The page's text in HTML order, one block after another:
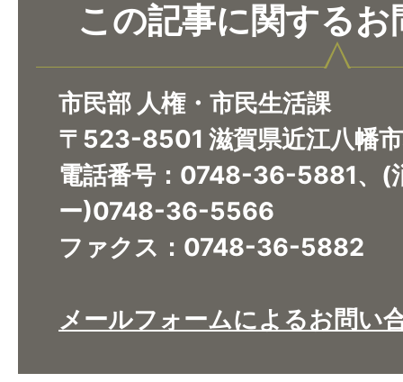
この記事に関するお
市民部 人権・市民生活課
〒523-8501 滋賀県近江八幡
電話番号：0748-36-5881、(
ー)0748-36-5566
ファクス：0748-36-5882
メールフォームによるお問い